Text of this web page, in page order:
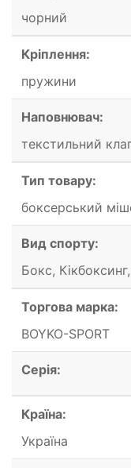
чорний
Кріплення:
пружини
Наповнювач:
текстильний
Тип товару:
боксерський
Вид спорту:
Бокс,
Торгова марка:
BOYKO-SPORT
Серія:
Країна:
Україна